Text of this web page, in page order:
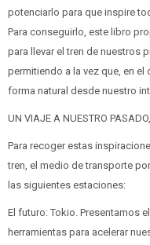
potenciarlo para que inspire
Para conseguirlo, este libro
para llevar el tren de nuestros
permitiendo a la vez que, en
forma natural desde nuestro
UN VIAJE A NUESTRO
Para recoger estas
tren, el medio de transporte
las siguientes estaciones:
El futuro: Tokio. Presentamos
herramientas para acelerar